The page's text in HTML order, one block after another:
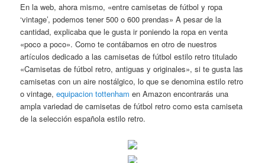
En la web, ahora mismo, «entre camisetas de fútbol y ropa
‘vintage’, podemos tener 500 o 600 prendas» A pesar de la
cantidad, explicaba que le gusta ir poniendo la ropa en venta
«poco a poco». Como te contábamos en otro de nuestros
artículos dedicado a las camisetas de fútbol estilo retro titulado
«Camisetas de fútbol retro, antiguas y originales», si te gusta las
camisetas con un aire nostálgico, lo que se denomina estilo retro
o vintage,equipacion tottenham en Amazon encontrarás una
ampla variedad de camisetas de fútbol retro como esta camiseta
de la selección española estilo retro.